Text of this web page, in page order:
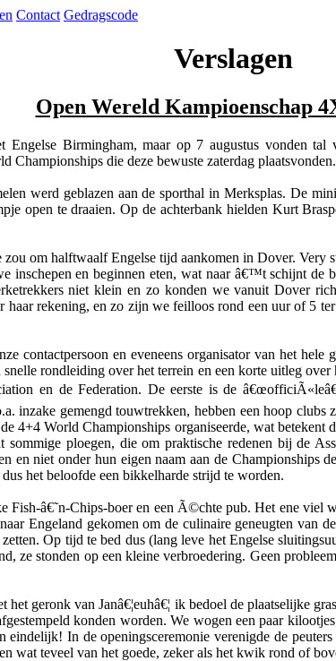
Contact Gedragscode
Verslagen
Open Wereld Kampioenschap
Engelse Birmingham, maar op 7 augustus vonden
Championships die deze bewuste zaterdag plaatsvonden.
werd geblazen aan de sporthal in Merksplas. De
open te draaien. Op de achterbank hielden Kurt
om halftwaalf Engelse tijd aankomen in Dover. Very
inschepen en beginnen eten, wat naar â€™t schijnt de
niet klein en zo konden we vanuit Dover
rekening, en zo zijn we feilloos rond een uur of 5
contactpersoon en eveneens organisator van het hele
rondleiding over het terrein en een korte uitleg over
en de Federation. De eerste is de
inzake gemengd touwtrekken, hebben een hoop clubs
4+4 World Championships organiseerde, wat betekent
ploegen, die om praktische redenen bij de
en niet onder hun eigen naam aan de Championships
het beloofde een bikkelharde strijd te worden.
Fish-â€˜n-Chips-boer en een Ã©chte pub. Het ene viel
Engeland gekomen om de culinaire geneugten van
Op tijd te bed dus (lang leve het Engelse
ze stonden op een kleine verbroedering. Geen
geronk van Janâ€¦euhâ€¦ ik bedoel de plaatselijke
konden worden. We wogen een paar
eindelijk! In de openingsceremonie verenigde de
wat teveel van het goede, zeker als het kwik rond of